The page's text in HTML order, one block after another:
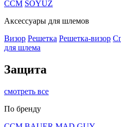
CCM SOYUZ
Аксессуары для шлемов
Визор Решетка Решетка-визор
для шлема
Защита
смотреть все
По бренду